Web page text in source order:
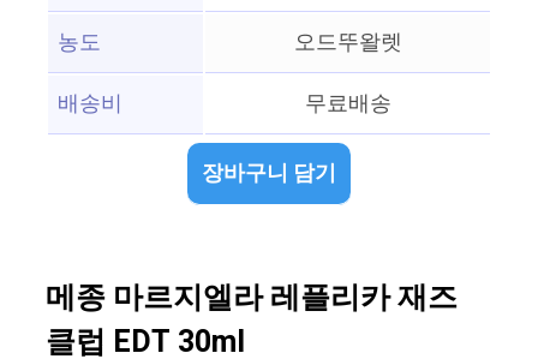
농도
오드뚜왈렛
배송비
무료배송
장바구니 담기
메종 마르지엘라 레플리카 재즈
클럽 EDT 30ml